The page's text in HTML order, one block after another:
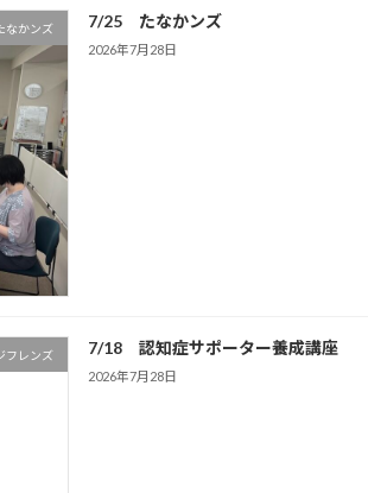
なかンズ 7/25 たなかンズ
2026年7月28日
フレンズ 7/18 認知症サポーター養成講座
2026年7月28日